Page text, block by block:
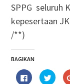
SPPG seluruh
kepesertaan
/**)
BAGIKAN
Klik
untuk
Klik
untuk